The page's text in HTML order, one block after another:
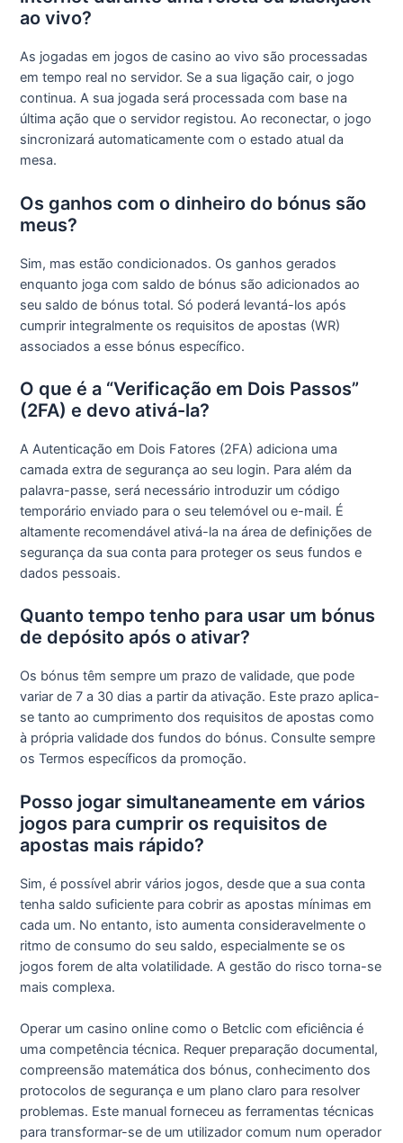
ao vivo?
As jogadas em jogos de casino ao vivo são processadas
em tempo real no servidor. Se a sua ligação cair, o jogo
continua. A sua jogada será processada com base na
última ação que o servidor registou. Ao reconectar, o jogo
sincronizará automaticamente com o estado atual da
mesa.
Os ganhos com o dinheiro do bónus são
meus?
Sim, mas estão condicionados. Os ganhos gerados
enquanto joga com saldo de bónus são adicionados ao
seu saldo de bónus total. Só poderá levantá-los após
cumprir integralmente os requisitos de apostas (WR)
associados a esse bónus específico.
O que é a “Verificação em Dois Passos”
(2FA) e devo ativá-la?
A Autenticação em Dois Fatores (2FA) adiciona uma
camada extra de segurança ao seu login. Para além da
palavra-passe, será necessário introduzir um código
temporário enviado para o seu telemóvel ou e-mail. É
altamente recomendável ativá-la na área de definições de
segurança da sua conta para proteger os seus fundos e
dados pessoais.
Quanto tempo tenho para usar um bónus
de depósito após o ativar?
Os bónus têm sempre um prazo de validade, que pode
variar de 7 a 30 dias a partir da ativação. Este prazo aplica-
se tanto ao cumprimento dos requisitos de apostas como
à própria validade dos fundos do bónus. Consulte sempre
os Termos específicos da promoção.
Posso jogar simultaneamente em vários
jogos para cumprir os requisitos de
apostas mais rápido?
Sim, é possível abrir vários jogos, desde que a sua conta
tenha saldo suficiente para cobrir as apostas mínimas em
cada um. No entanto, isto aumenta consideravelmente o
ritmo de consumo do seu saldo, especialmente se os
jogos forem de alta volatilidade. A gestão do risco torna-se
mais complexa.
Operar um casino online como o Betclic com eficiência é
uma competência técnica. Requer preparação documental,
compreensão matemática dos bónus, conhecimento dos
protocolos de segurança e um plano claro para resolver
problemas. Este manual forneceu as ferramentas técnicas
para transformar-se de um utilizador comum num operador